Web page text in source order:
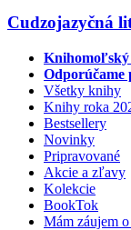
Cudzojazyčná
Knihomoľský
Odporúčame
Všetky knihy
Knihy roka
Bestsellery
Novinky
Pripravované
Akcie a zľavy
Kolekcie
BookTok
Mám záujem